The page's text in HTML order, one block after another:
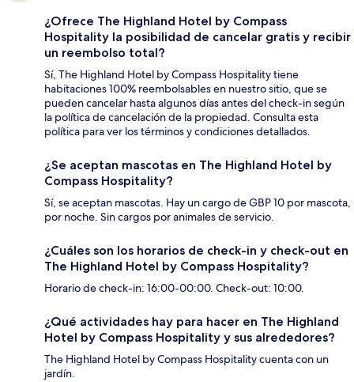
¿Ofrece The Highland Hotel by Compass
Hospitality la posibilidad de cancelar gratis y recibir
un reembolso total?
Sí, The Highland Hotel by Compass Hospitality tiene
habitaciones 100% reembolsables en nuestro sitio, que se
pueden cancelar hasta algunos días antes del check-in según
la política de cancelación de la propiedad. Consulta esta
política para ver los términos y condiciones detallados.
¿Se aceptan mascotas en The Highland Hotel by
Compass Hospitality?
Sí, se aceptan mascotas. Hay un cargo de GBP 10 por mascota,
por noche. Sin cargos por animales de servicio.
¿Cuáles son los horarios de check-in y check-out en
The Highland Hotel by Compass Hospitality?
Horario de check-in: 16:00-00:00. Check-out: 10:00.
¿Qué actividades hay para hacer en The Highland
Hotel by Compass Hospitality y sus alrededores?
The Highland Hotel by Compass Hospitality cuenta con un
jardín.